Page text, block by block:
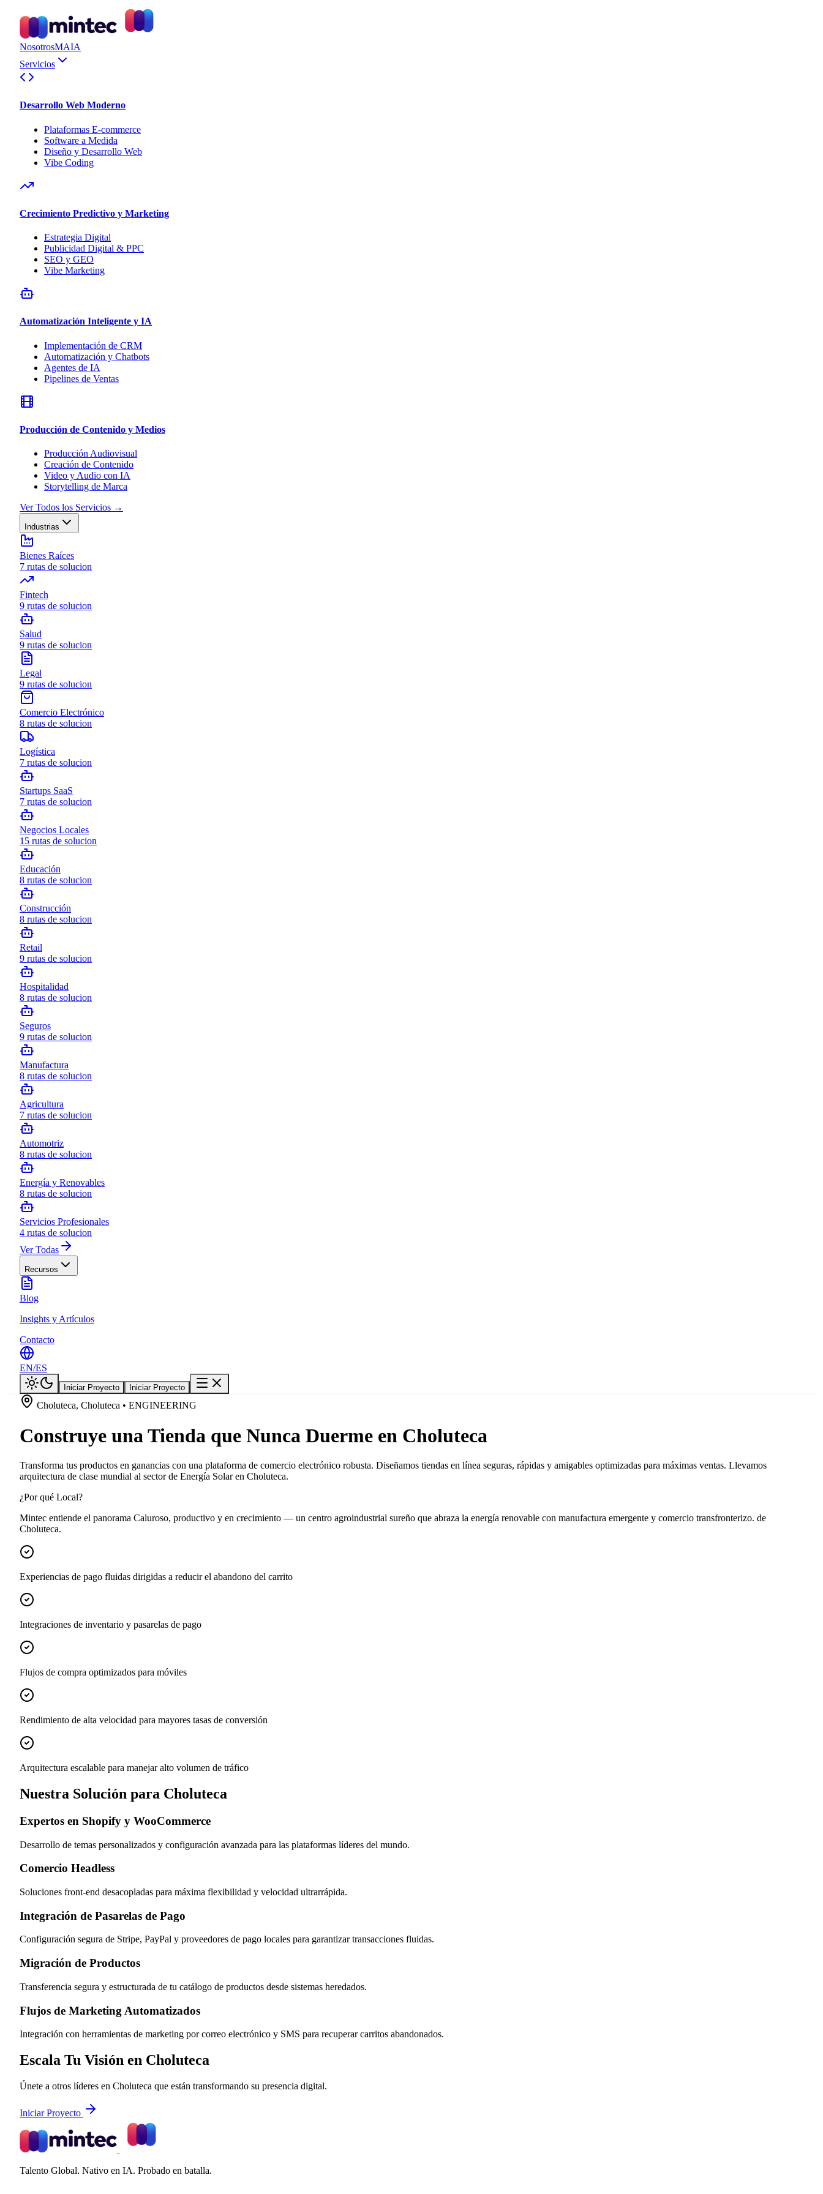
NosotrosMAIA
Servicios
Desarrollo Web Moderno
Plataformas E-commerce
Software a Medida
Diseño y Desarrollo Web
Vibe Coding
Crecimiento Predictivo y Marketing
Estrategia Digital
Publicidad Digital & PPC
SEO y GEO
Vibe Marketing
Automatización Inteligente y IA
Implementación de CRM
Automatización y Chatbots
Agentes de IA
Pipelines de Ventas
Producción de Contenido y Medios
Producción Audiovisual
Creación de Contenido
Video y Audio con IA
Storytelling de Marca
Ver Todos los Servicios →
Industrias
Bienes Raíces
7 rutas de solucion
Fintech
9 rutas de solucion
Salud
9 rutas de solucion
Legal
9 rutas de solucion
Comercio Electrónico
8 rutas de solucion
Logística
7 rutas de solucion
Startups SaaS
7 rutas de solucion
Negocios Locales
15 rutas de solucion
Educación
8 rutas de solucion
Construcción
8 rutas de solucion
Retail
9 rutas de solucion
Hospitalidad
8 rutas de solucion
Seguros
9 rutas de solucion
Manufactura
8 rutas de solucion
Agricultura
7 rutas de solucion
Automotriz
8 rutas de solucion
Energía y Renovables
8 rutas de solucion
Servicios Profesionales
4 rutas de solucion
Ver Todas
Recursos
Blog
Insights y Artículos
Contacto
EN/ES
Iniciar Proyecto Iniciar Proyecto
Choluteca, Choluteca • ENGINEERING
Construye una Tienda que Nunca Duerme en Choluteca
Transforma tus productos en ganancias con una plataforma de comercio electrónico robusta. Diseñamos tiendas en línea seguras, rápidas y amigables optimizadas para máximas ventas. Llevamos
arquitectura de clase mundial al sector de Energía Solar en Choluteca.
¿Por qué Local?
Mintec entiende el panorama Caluroso, productivo y en crecimiento — un centro agroindustrial sureño que abraza la energía renovable con manufactura emergente y comercio transfronterizo. de
Choluteca.
Experiencias de pago fluidas dirigidas a reducir el abandono del carrito
Integraciones de inventario y pasarelas de pago
Flujos de compra optimizados para móviles
Rendimiento de alta velocidad para mayores tasas de conversión
Arquitectura escalable para manejar alto volumen de tráfico
Nuestra Solución para Choluteca
Expertos en Shopify y WooCommerce
Desarrollo de temas personalizados y configuración avanzada para las plataformas líderes del mundo.
Comercio Headless
Soluciones front-end desacopladas para máxima flexibilidad y velocidad ultrarrápida.
Integración de Pasarelas de Pago
Configuración segura de Stripe, PayPal y proveedores de pago locales para garantizar transacciones fluidas.
Migración de Productos
Transferencia segura y estructurada de tu catálogo de productos desde sistemas heredados.
Flujos de Marketing Automatizados
Integración con herramientas de marketing por correo electrónico y SMS para recuperar carritos abandonados.
Escala Tu Visión en Choluteca
Únete a otros líderes en Choluteca que están transformando su presencia digital.
Iniciar Proyecto
Talento Global. Nativo en IA. Probado en batalla.